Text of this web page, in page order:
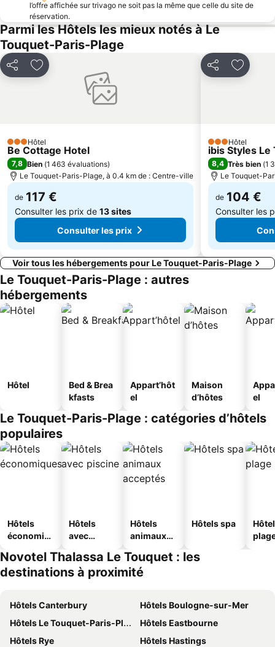
Saint Martin
Mini Golf du Touquet
La Rue de Lille
Maison du Marbre et de la Géologie
Hôtel de Ville
Cathédrale de Notre-Dame
Saint-Saulve Abbey Church
Le Parc de la Falaise
l’offre affichée sur trivago ne soit pas la même que celle du site de
réservation.
Parmi les Hôtels les mieux notés à Le
Touquet-Paris-Plage
PartagerAjouter à mes favoris
3 Étoiles
Hôtel
Be Cottage Hotel
7,8 Bien (1 463 évaluations)
Le Touquet-Paris-Plage, à 0.4 km de : Centre-ville
de 117 €
Consulter les prix de 13 sites
Consulter les prix
PartagerAjouter
3 Étoiles
Hôtel
ibis Styles Le
8,4 Très bien (1
Le Touquet-
de 104 €
Consulter les
Voir tous les hébergements pour Le Touquet-Paris-Plage
Le Touquet-Paris-Plage : autres
hébergements
Hôtel
Bed & Brea
kfasts
Appart’hôt
el
Maison
d’hôtes
el
Le Touquet-Paris-Plage : catégories d’hôtels
populaires
Hôtels
économiq
Hôtels
avec
Hôtels
animaux
Hôtels spa
Novotel Thalassa Le Touquet : les
destinations à proximité
Hôtels Canterbury
Hôtels Boulogne-sur-Mer
Hôtels Le Touquet-Paris-Plage
Hôtels Eastbourne
Hôtels Rye
Hôtels Hastings